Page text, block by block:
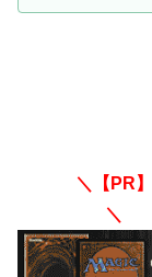
＼【PR
＼